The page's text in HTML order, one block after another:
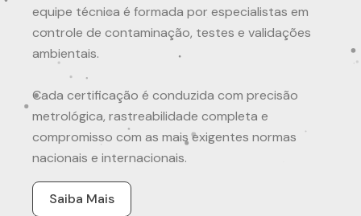
equipe técnica é formada por especialistas em
controle de contaminação, testes e validações
ambientais.
Cada certificação é conduzida com precisão
metrológica, rastreabilidade completa e
compromisso com as mais exigentes normas
nacionais e internacionais.
Saiba Mais